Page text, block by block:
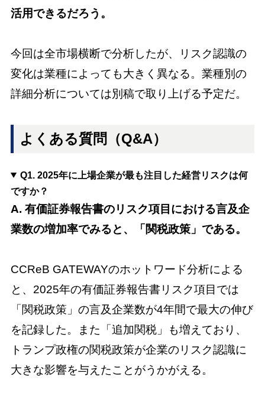
活用できるだろう。
今回は全市場横断で分析したが、リスク認識の
変化は業種によっても大きく異なる。業種別の
詳細分析については別稿で取り上げる予定だ。
よくある質問（Q&A）
Q1. 2025年に上場企業が最も注目した経営リスクは何
ですか？
A. 有価証券報告書のリスク項目における言及企
業数の増加率でみると、「関税政策」である。
CCReB GATEWAYのホットワード分析による
と、2025年の有価証券報告書リスク項目では
「関税政策」の言及企業数が4年間で最大の伸び
を記録した。また「追加関税」も増えており、
トランプ政権の関税政策が企業のリスク認識に
大きな影響を与えたことがうかがえる。